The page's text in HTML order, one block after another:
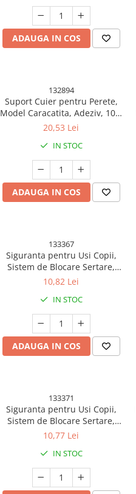
ADAUGA IN COS
132894
Suport Cuier pentru Perete,
Model Caracatita, Adeziv, 10 x
8.5 cm, 6 Brate, Gri
20,53 Lei
IN STOC
ADAUGA IN COS
133367
Siguranta pentru Usi Copii,
Sistem de Blocare Sertare,
Dulap, Frigider, Adeziv, cu
Model Catelus, Albastru
10,82 Lei
IN STOC
ADAUGA IN COS
133371
Siguranta pentru Usi Copii,
Sistem de Blocare Sertare,
Dulap, Frigider, Adeziv, cu
Model Maimutica, Alb
10,77 Lei
IN STOC